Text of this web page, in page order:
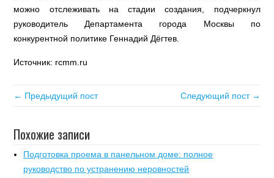
можно отслеживать на стадии создания, подчеркнул
руководитель Департамента города Москвы по
конкурентной политике Геннадий Дёгтев.
Источник: rcmm.ru
← Предыдущий пост Следующий пост →
Похожие записи
Подготовка проема в панельном доме: полное
руководство по устранению неровностей